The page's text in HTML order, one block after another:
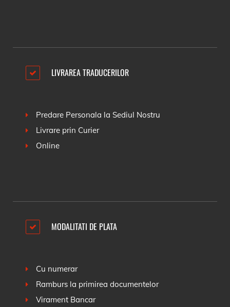
LIVRAREA TRADUCERILOR
Predare Personala la Sediul Nostru
Livrare prin Curier
Online
MODALITATI DE PLATA
Cu numerar
Ramburs la primirea documentelor
Virament Bancar